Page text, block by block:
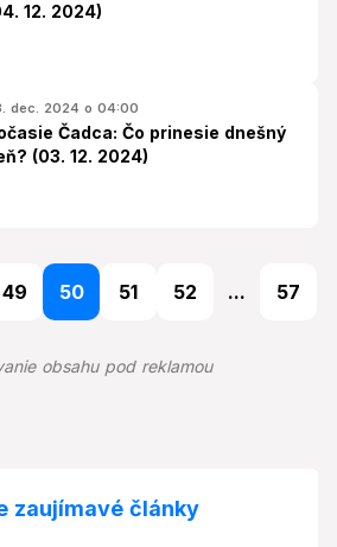
12. 2024)
dec. 2024 o 04:00
Čadca: Čo prinesie dnešný
(03. 12. 2024)
49 50 51 52 ... 57
obsahu pod reklamou
zaujímavé články